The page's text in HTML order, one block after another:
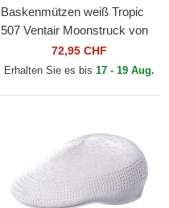
Baskenmützen weiß Tropic
507 Ventair Moonstruck von
72,95 CHF
Erhalten Sie es bis 17 - 19 Aug.